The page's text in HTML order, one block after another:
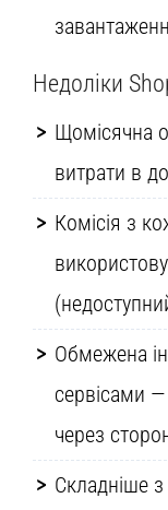
Недоліки
Щомісячна
витрати в
Комісія з
Обмежена
сервісами
через
Складніше